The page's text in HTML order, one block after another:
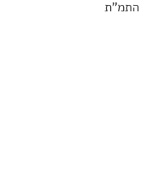
התמ"ת